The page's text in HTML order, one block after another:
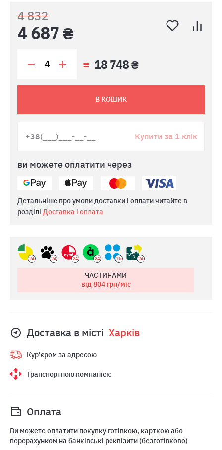
4 832
4 687 ₴
18 748 ₴
В КОШИК
Купити за 1 клік
ви можете оплатити через
Детальніше про умови доставки і оплати читайте в
розділі Доставка і оплата
24 24 24 24 15 24
ЧАСТИНАМИ
від 804грн/міс
Доставка в місті Харкiв
Кур'єром за адресою
Транспортною компанією
Оплата
Ви можете оплатити покупку готівкою, карткою або
перерахунком на банківські реквізити (безготівково)